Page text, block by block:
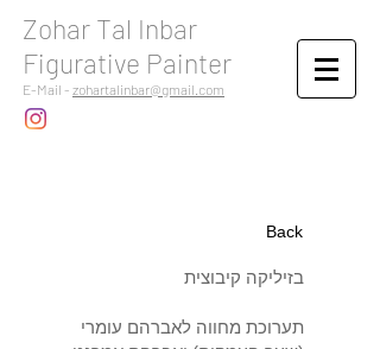
Zohar Tal Inbar
Figurative Painter
E-Mail - zohartalinbar@gmail.com
Back
בזיליקה קיבוצית
תערוכת מחווה לאברהם עומרי